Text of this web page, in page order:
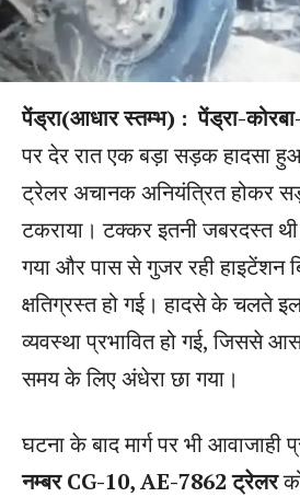
पेंड्रा(आधार स्तम्भ) : पेंड्रा-
पर देर रात एक बड़ा सड़क हादसा
ट्रेलर अचानक अनियंत्रित होकर
टकराया। टक्कर इतनी जबरदस्त
गया और पास से गुजर रही हाइटेंशन
क्षतिग्रस्त हो गई। हादसे के चलते
व्यवस्था प्रभावित हो गई, जिससे
समय के लिए अंधेरा छा गया।
घटना के बाद मार्ग पर भी आवाजाही
नम्बर CG-10, AE-7862 ट्रेलर